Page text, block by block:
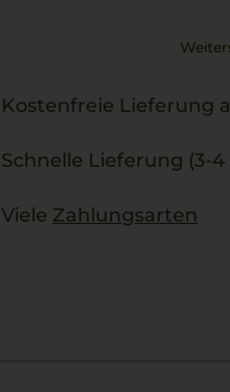
Kostenfreie Lieferung
Schnelle Lieferung (3-4
Viele Zahlungsarten